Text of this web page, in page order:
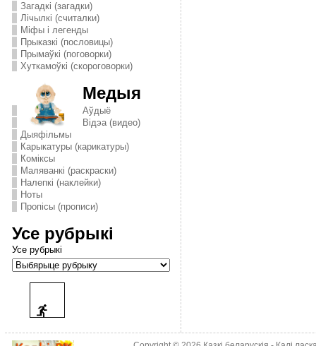
Загадкі (загадки)
Лічылкі (считалки)
Міфы і легенды
Прыказкі (пословицы)
Прымаўкі (поговорки)
Хуткамоўкі (скороговорки)
Медыя
Аўдыё
Відэа (видео)
Дыяфільмы
Карыкатуры (карикатуры)
Комiксы
Маляванкі (раскраски)
Налепкі (наклейки)
Ноты
Пропісы (прописи)
Усе рубрыкі
Усе рубрыкі